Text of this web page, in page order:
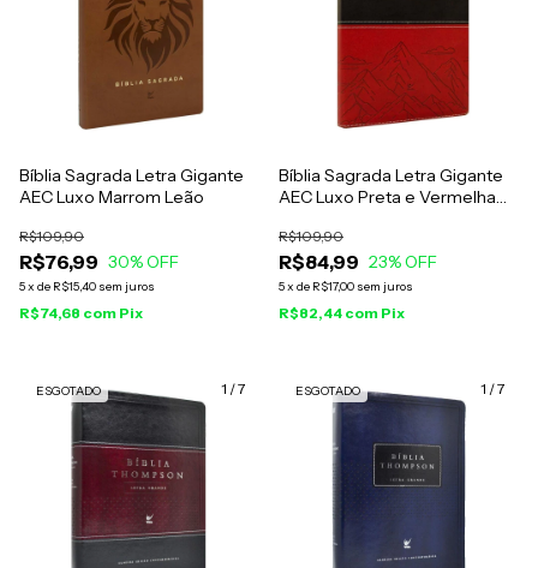
Bíblia Sagrada Letra Gigante
AEC Luxo Marrom Leão
R$76,99
R$109,90
30% OFF
5x de R$15,40 sem juros
R$74,68 com Pix
Bíblia Sagrada Letra Gigante
AEC Luxo Preta e Vermelha
R$84,99
R$109,90
23% OFF
5x de R$17,00 sem juros
R$82,44 com Pix
1 /7
ESGOTADO 1 /7
ESGOTADO